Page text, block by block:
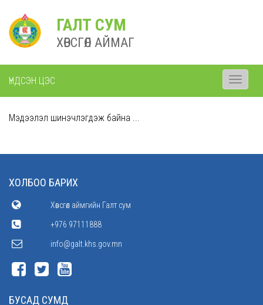
ГАЛТ СУМ
ХӨВСГӨЛ АЙМАГ
ҮНДСЭН ЦЭС
Toggle
Мэдээлэл шинэчлэгдэж байна ...
ХОЛБОО БАРИХ
Хөвсгөл аймгийн Галт сум
+976 97111888
info@galt.khs.gov.mn
БУСАД СУМД